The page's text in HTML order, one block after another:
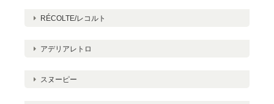
RÉCOLTE/レコルト
アデリアレトロ
スヌーピー